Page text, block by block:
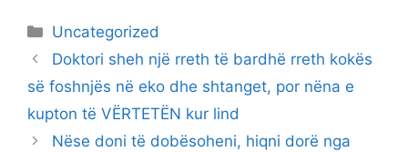
Categories
Uncategorized
Doktori sheh një rreth të bardhë rreth kokës
së foshnjës në eko dhe shtanget, por nëna e
kupton të VËRTETËN kur lind
Nëse doni të dobësoheni, hiqni dorë nga